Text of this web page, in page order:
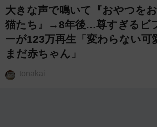
大きな声で鳴いて『おやつを
猫たち』→8年後…尊すぎるビ
ーが123万再生「変わらない可
まだ赤ちゃん」
tonakai